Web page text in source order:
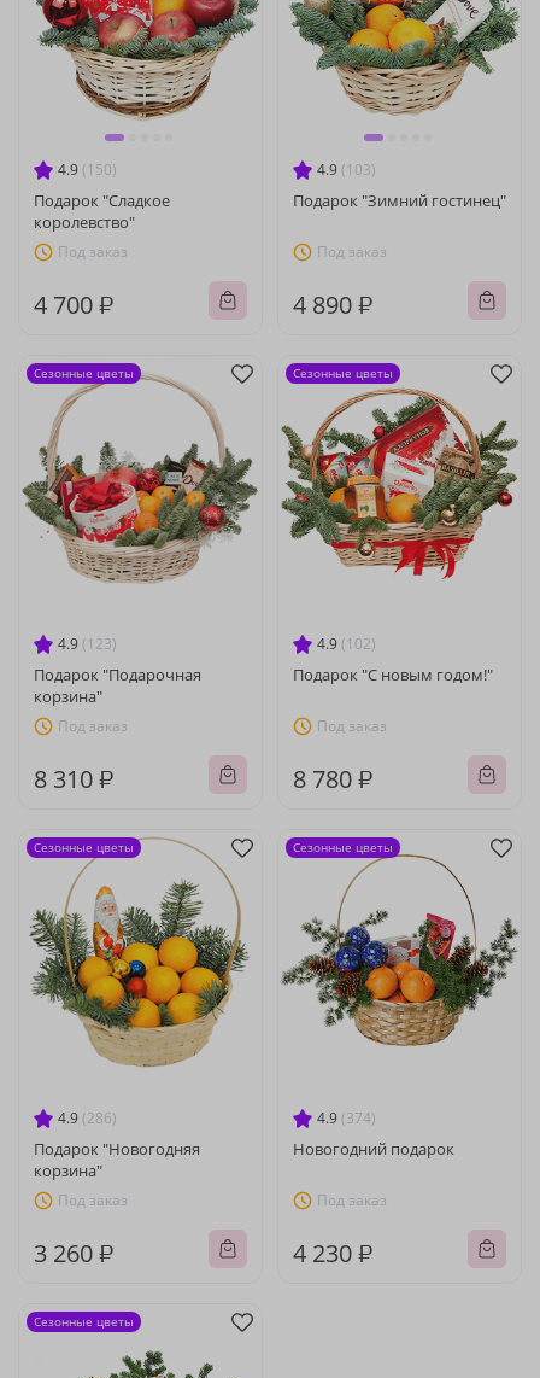
4.9 (150)
Подарок "Сладкое
королевство"
Под заказ
4 700 ₽
4.9 (103)
Подарок "Зимний гостинец"
Под заказ
4 890 ₽
4.9 (123)
Подарок "Подарочная
корзина"
Под заказ
8 310 ₽
Сезонные цветы
4.9 (102)
Подарок "С новым годом!"
Под заказ
8 780 ₽
Сезонные цветы
4.9 (286)
Подарок "Новогодняя
корзина"
Под заказ
3 260 ₽
Сезонные цветы
4.9 (374)
Новогодний подарок
Под заказ
4 230 ₽
Сезонные цветы
Сезонные цветы